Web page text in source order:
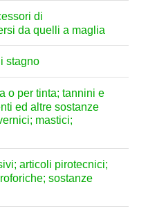
di
da quelli a maglia
stagno
o per tinta; tannini e
ed altre sostanze
mastici;
articoli pirotecnici;
sostanze